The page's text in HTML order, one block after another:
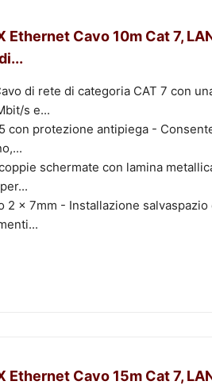
Ethernet Cavo 10m Cat 7,
di rete di categoria CAT 7 con
s e...
con protezione antipiega -
schermate con lamina
2 x 7mm - Installazione
Ethernet Cavo 15m Cat 7,